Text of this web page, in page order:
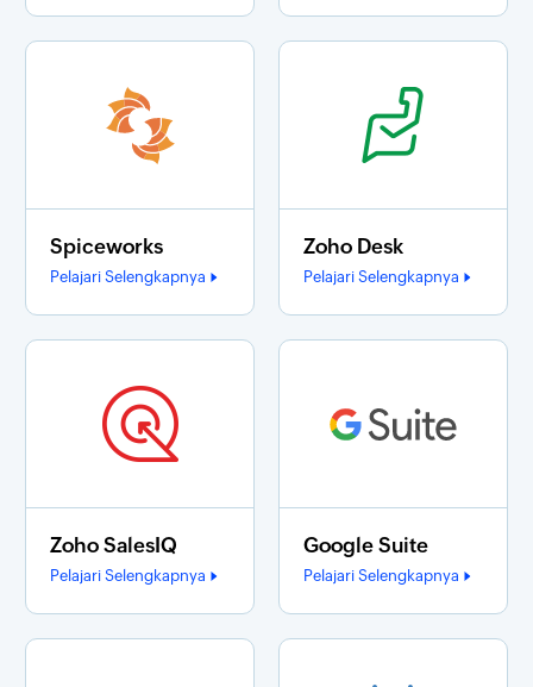
Spiceworks
Pelajari Selengkapnya
Zoho Desk
Pelajari Selengkapnya
Zoho SalesIQ
Pelajari Selengkapnya
Google Suite
Pelajari Selengkapnya